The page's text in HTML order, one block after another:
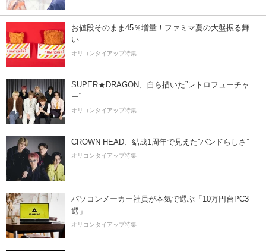
お値段そのまま45％増量！ファミマ夏の大盤振る舞
い
オリコンタイアップ特集
SUPER★DRAGON、自ら描いた”レトロフューチャ
ー”
オリコンタイアップ特集
CROWN HEAD、結成1周年で見えた”バンドらしさ”
オリコンタイアップ特集
パソコンメーカー社員が本気で選ぶ「10万円台PC3
選」
オリコンタイアップ特集